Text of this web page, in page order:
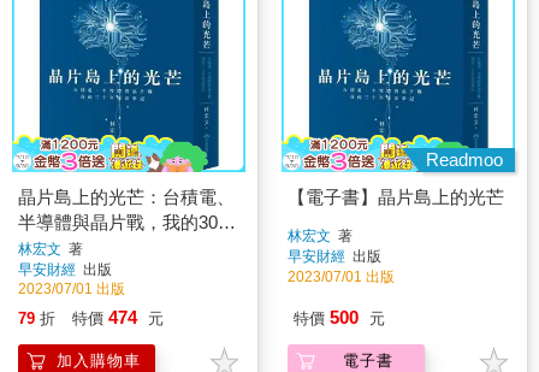
晶片島上的光芒：台積電、
半導體與晶片戰，我的30年
採訪筆記
林宏文 著
早安財經 出版
2023/07/01 出版
79 折 特價 474 元
加入購物車
Readmoo
【電子書】晶片島上的光芒
林宏文 著
早安財經 出版
2023/07/01 出版
特價 500 元
電子書